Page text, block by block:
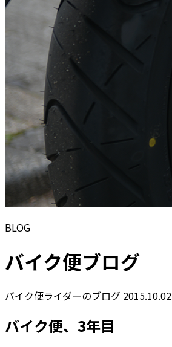
BLOG
バイク便ブログ
バイク便ライダーのブログ 2015.10.02
バイク便、3年目